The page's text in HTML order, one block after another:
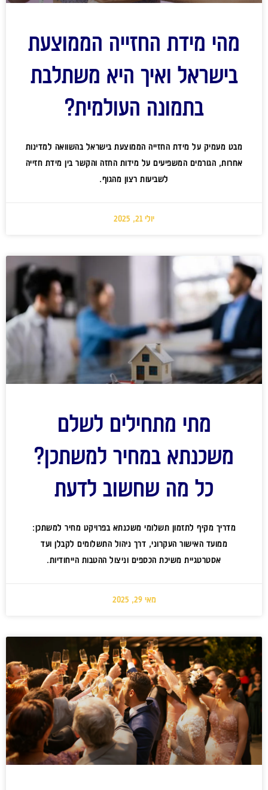
מהי מידת החזייה הממוצעת
בישראל ואיך היא משתלבת
בתמונה העולמית?
מבט מעמיק על מידת החזייה הממוצעת בישראל בהשוואה למדינות
אחרות, הגורמים המשפיעים על מידות החזה והקשר בין מידת חזייה
לשביעות רצון מהגוף.
יולי 21, 2025
מתי מתחילים לשלם
משכנתא במחיר למשתכן?
כל מה שחשוב לדעת
מדריך מקיף לתזמון תשלומי משכנתא בפרויקט מחיר למשתכן:
ממועד האישור העקרוני, דרך ניהול התשלומים לקבלן ועד
אסטרטגיית משיכת הכספים וניצול ההטבות הייחודיות.
מאי 29, 2025